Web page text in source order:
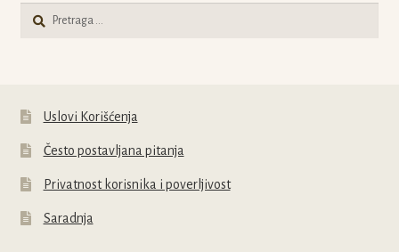
Pretraga
Uslovi Korišćenja
Često postavljana pitanja
Privatnost korisnika i poverljivost
Saradnja